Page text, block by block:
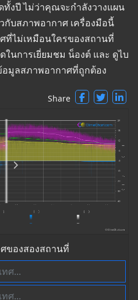
งปี ไม่ว่าคุณจะกำลังวางแผน
กับสภาพอากาศ เครื่องมือนี้
ที่ไม่เหมือนใครของสถานที่
นการเยี่ยมชม น็องต์ และ ดูไบ
อมูลสภาพอากาศที่ถูกต้อง
Share
ของสองสถานที่